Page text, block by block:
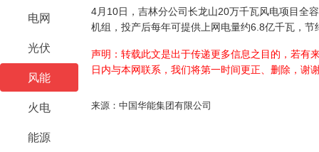
电网
光伏
风能
火电
能源
4月10日，吉林分公司长龙山20万千瓦风电项目全
机组，投产后每年可提供上网电量约6.8亿千瓦，
声明：转载此文是出于传递更多信息之目的，若有
日内与本网联系，我们将第一时间更正、删除，谢
来源：中国华能集团有限公司